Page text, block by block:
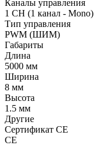
Каналы управления
1 CH (1 канал - Mono)
Тип управления
PWM (ШИМ)
Габариты
Длина
5000 мм
Ширина
8 мм
Высота
1.5 мм
Другие
Сертификат CE
CE